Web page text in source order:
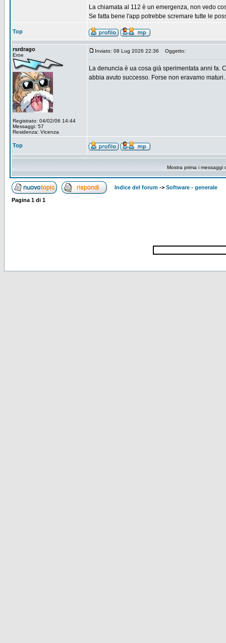
La chiamata al 112 è un emergenza, non vedo
Se fatta bene l'app potrebbe scremare tutte le
Top
rsrdrago
Eroe
Registrato: 04/02/06 14:44
Messaggi: 57
Residenza: Vicenza
Inviato: 08 Lug 2026 22:36 Oggetto:
La denuncia è ua cosa già sperimentata anni fa.
abbia avuto successo. Forse non eravamo maturi.
Top
Mostra prima i messaggi
Indice del forum -> Software - generale
Pagina 1 di 1